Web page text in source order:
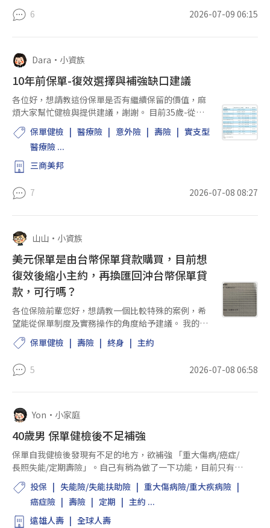
6 2026-07-09 06:15
Dara • 小資族
10年前保單-復效選擇與補強缺口建議
各位好，想請教這份保單是否有繼續保留的價值，麻
煩大家幫忙健檢與提供建議，謝謝。 目前35歲-從事
行政，這份保單是家人當初幫我投保的。由於個人因
素，已於2024年起停止繳費至今，目前仍在保單可復
效期間內，因此...
保單健檢 醫療險 意外險 壽險
實支型
醫療險 ...
三商美邦
7 2026-07-08 08:27
山山 • 小資族
美元保單是由台幣保單貸款購買，目前想
復效後縮小主約，再換匯回沖台幣保單貸
款，可行嗎？
各位保險前輩您好，想請教一個比較特殊的案例，希
望能從保單制度及實務操作的角度給予建議。 我的案
件背景 20歲、學生、爸爸過世傳給我的保單! 當初業
務員建議我"保單活化"利用台幣4張終身還本、1張利
率變動型終身...
保單健檢 壽險 終身 主約
5 2026-07-08 06:58
Yon • 小家庭
40歲男 保單健檢後不足補強
保單自我健檢後發現有不足的地方，欲補強 「重大傷病/癌症/
長照失能/定期壽險」。自己有稍為做了一下功能，目前只有全
球跟遠雄有符合我的需求如下: 1. 遠雄人壽 - 新定期壽險 FD6
(主約) 保額500萬...
投保 失能險/失能扶助險
重大傷病險/重大疾病險
癌症險
壽險 定期
主約 ...
遠雄人壽
全球人壽